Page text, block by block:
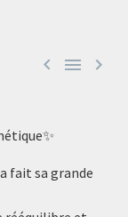
  
fait sa grande